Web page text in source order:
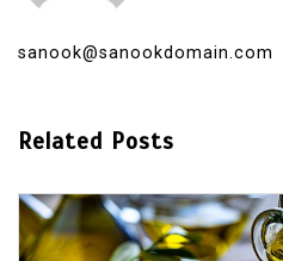
sanook@sanookdomain.com
Related Posts